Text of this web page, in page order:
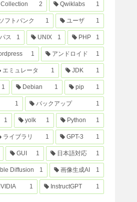
2 Qwiklabs 1
フトバンク 1 ユーザ 1
ス 1 UNIX 1 PHP 1
1 アンドロイド 1
エミュレータ 1 JDK 1
1 Debian 1 pip 1
1 バックアップ 1
1 yolk 1 Python 1
ライブラリ 1 GPT-3 1
GUI 1 日本語対応 1
Diffusion 1 画像生成AI 1
1 InstructGPT 1